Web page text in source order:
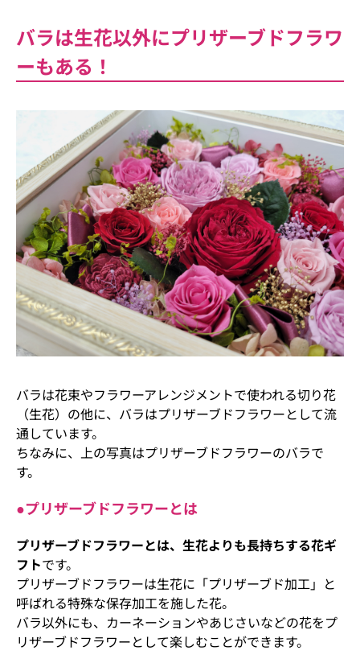
バラは生花以外にプリザーブドフラワ
ーもある！
バラは花束やフラワーアレンジメントで使われる切り花
（生花）の他に、バラはプリザーブドフラワーとして流
通しています。
ちなみに、上の写真はプリザーブドフラワーのバラで
す。
●プリザーブドフラワーとは
プリザーブドフラワーとは、生花よりも長持ちする花ギ
フトです。
プリザーブドフラワーは生花に「プリザーブド加工」と
呼ばれる特殊な保存加工を施した花。
バラ以外にも、カーネーションやあじさいなどの花をプ
リザーブドフラワーとして楽しむことができます。